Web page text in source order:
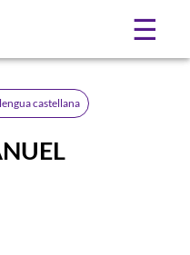
☰
castellana